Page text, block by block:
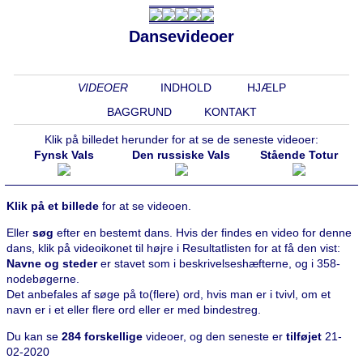
Dansevideoer
VIDEOER INDHOLD
HJÆLP
BAGGRUND
KONTAKT
Klik på billedet herunder for at se de seneste videoer:
Fynsk Vals
Den russiske Vals Stående Totur
Klik på et billede for at se videoen.
Eller søg efter en bestemt dans. Hvis der findes en video for denne
dans, klik på videoikonet til højre i Resultatlisten for at få den vist:
Navne og stederer stavet som i beskrivelseshæfterne, og i 358-
nodebøgerne.
Det anbefales af søge på to(flere) ord, hvis man er i tvivl, om et
navn er i et eller flere ord eller er med bindestreg.
Du kan se 284 forskellige videoer, og den seneste er tilføjet 21-
02-2020